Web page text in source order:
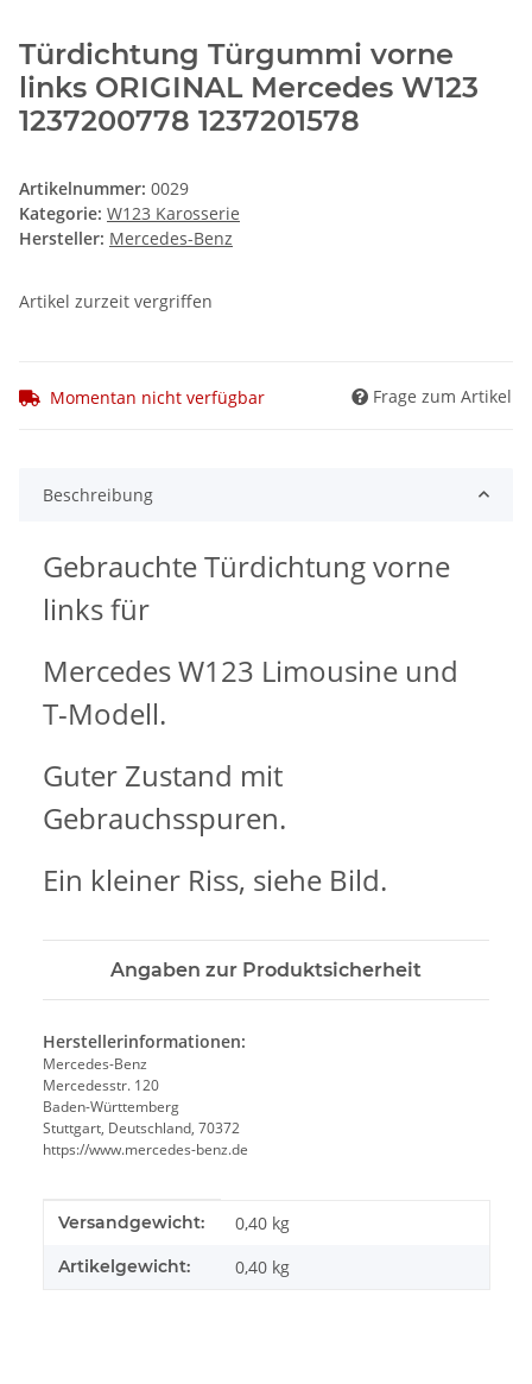
Türdichtung Türgummi vorne
links ORIGINAL Mercedes W123
1237200778 1237201578
Artikelnummer: 0029
Kategorie: W123 Karosserie
Hersteller: Mercedes-Benz
Artikel zurzeit vergriffen
Momentan nicht verfügbar Frage zum Artikel
Beschreibung
Gebrauchte Türdichtung vorne
links für
Mercedes W123 Limousine und
T-Modell.
Guter Zustand mit
Gebrauchsspuren.
Ein kleiner Riss, siehe Bild.
Angaben zur Produktsicherheit
Herstellerinformationen:
Mercedes-Benz
Mercedesstr. 120
Baden-Württemberg
Stuttgart, Deutschland, 70372
https://www.mercedes-benz.de
Produkteigenschaft
Wert
Versandgewicht: 0,40 kg
Artikelgewicht: 0,40 kg